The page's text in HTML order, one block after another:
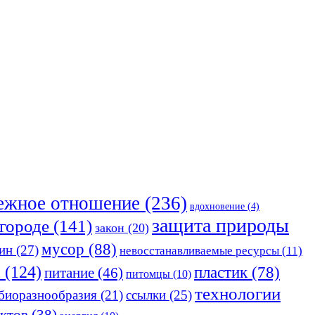
отношение (236) вдохновение (4)
(141) закон (20) защита природы
(27)мусор (88) невосстанавливаемые ресурсы (11)
(124) питание (46) питомцы (10) пластик(78)
(21)ссылки (25)технологии